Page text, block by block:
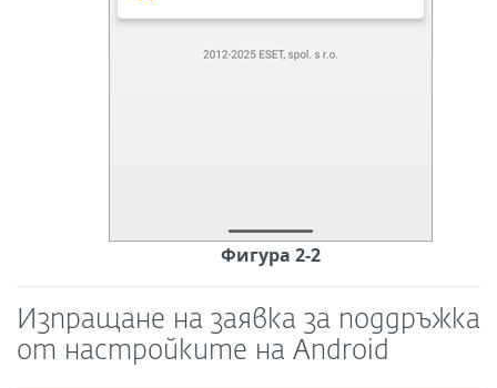
Фигура 2-2
Изпращане на заявка за поддръжка
от настройките на Android